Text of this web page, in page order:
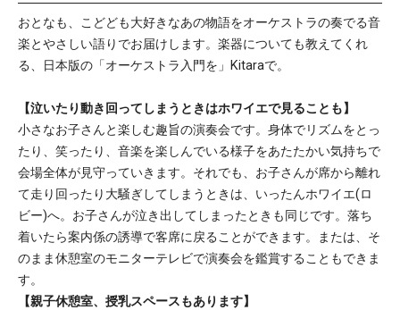
おとなも、こどども大好きなあの物語をオーケストラの奏でる音
楽とやさしい語りでお届けします。楽器についても教えてくれ
る、日本版の「オーケストラ入門を」Kitaraで。
【泣いたり動き回ってしまうときはホワイエで見ることも】
小さなお子さんと楽しむ趣旨の演奏会です。身体でリズムをとっ
たり、笑ったり、音楽を楽しんでいる様子をあたたかい気持ちで
会場全体が見守っていきます。それでも、お子さんが席から離れ
て走り回ったり大騒ぎしてしまうときは、いったんホワイエ(ロ
ビー)へ。お子さんが泣き出してしまったときも同じです。落ち
着いたら案内係の誘導で客席に戻ることができます。または、そ
のまま休憩室のモニターテレビで演奏会を鑑賞することもできま
す。
【親子休憩室、授乳スペースもあります】